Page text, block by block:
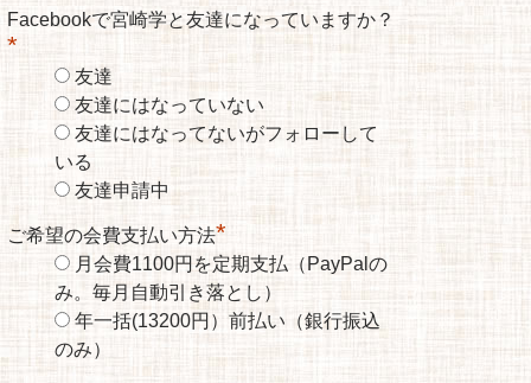
Facebookで宮崎学と友達になっていますか？
*
友達
友達にはなっていない
友達にはなってないがフォローして
いる
友達申請中
ご希望の会費支払い方法*
月会費1100円を定期支払（PayPalの
み。毎月自動引き落とし）
年一括(13200円）前払い（銀行振込
のみ）